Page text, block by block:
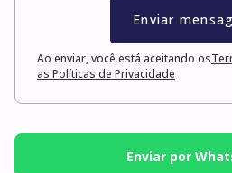
Enviar
Ao enviar, você está aceitando os
as Políticas de Privacidade
Enviar por